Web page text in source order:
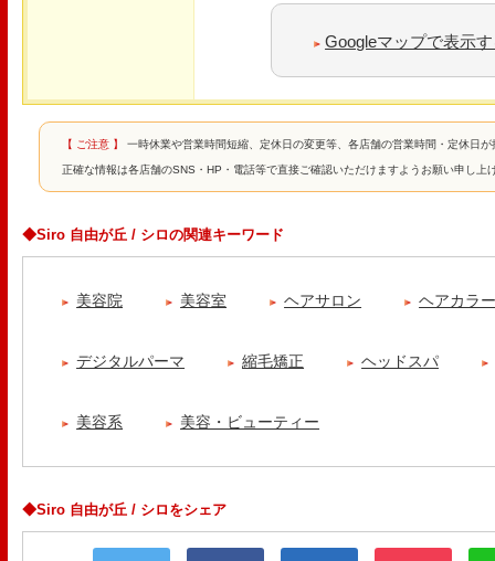
Googleマップで表示
【 ご注意 】 一時休業や営業時間短縮、定休日の変更等、各店舗の営業時間・定休日
正確な情報は各店舗のSNS・HP・電話等で直接ご確認いただけますようお願い申し上
◆Siro 自由が丘 / シロの関連キーワード
美容院 美容室 ヘアサロン ヘアカラ
デジタルパーマ 縮毛矯正 ヘッドスパ
美容系 美容・ビューティー
◆Siro 自由が丘 / シロをシェア